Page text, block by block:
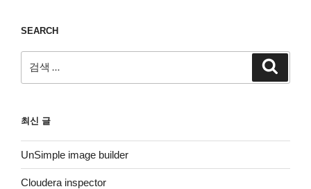
SEARCH
색:
최신 글
UnSimple image builder
Cloudera inspector